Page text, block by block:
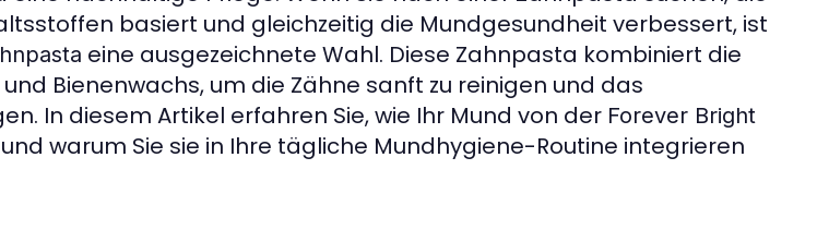
basiert und gleichzeitig die Mundgesundheit verbessert, ist
eine ausgezeichnete Wahl. Diese Zahnpasta kombiniert die
Bienenwachs, um die Zähne sanft zu reinigen und das
In diesem Artikel erfahren Sie, wie Ihr Mund von der Forever Bright
warum Sie sie in Ihre tägliche Mundhygiene-Routine integrieren